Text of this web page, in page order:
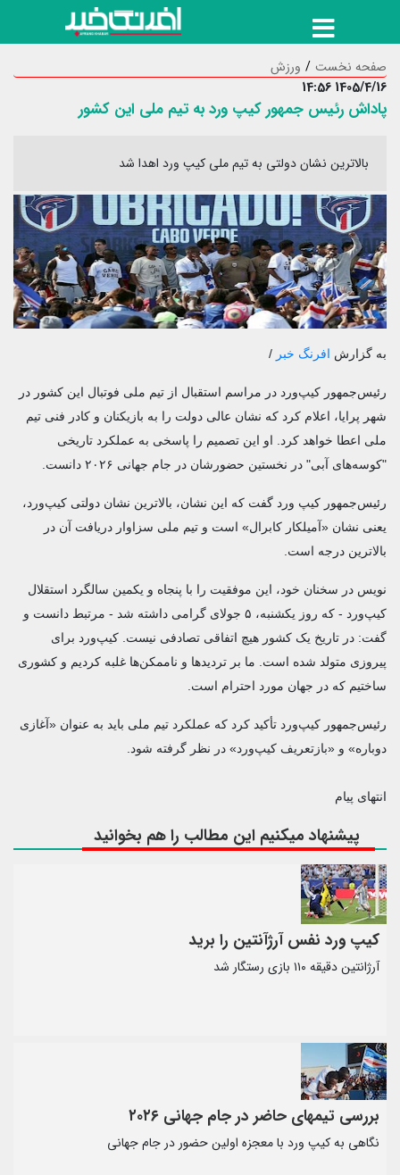
صفحه نخست
ورزش
1405/4/16 14:56
پاداش رئیس جمهور کیپ ورد به تیم ملی این کشور
بالاترین نشان دولتی به تیم ملی کیپ ورد اهدا شد
به گزارش افرنگ خبر /
رئیس‌جمهور کیپ‌ورد در مراسم استقبال از تیم ملی فوتبال این کشور در
شهر پرایا، اعلام کرد که نشان عالی دولت را به بازیکنان و کادر فنی تیم
ملی اعطا خواهد کرد. او این تصمیم را پاسخی به عملکرد تاریخی
"کوسه‌های آبی" در نخستین حضورشان در جام جهانی ۲۰۲۶ دانست.
رئیس‌جمهور کیپ ورد گفت که این نشان، بالاترین نشان دولتی کیپ‌ورد،
یعنی نشان «آمیلکار کابرال» است و تیم ملی سزاوار دریافت آن در
بالاترین درجه است.
نویس در سخنان خود، این موفقیت را با پنجاه و یکمین سالگرد استقلال
کیپ‌ورد - که روز یکشنبه، ۵ جولای گرامی داشته شد - مرتبط دانست و
گفت: در تاریخ یک کشور هیچ اتفاقی تصادفی نیست. کیپ‌ورد برای
پیروزی متولد شده است. ما بر تردیدها و ناممکن‌ها غلبه کردیم و کشوری
ساختیم که در جهان مورد احترام است.
رئیس‌جمهور کیپ‌ورد تأکید کرد که عملکرد تیم ملی باید به عنوان «آغازی
دوباره» و «بازتعریف کیپ‌ورد» در نظر گرفته شود.
انتهای پیام
پیشنهاد میکنیم این مطالب را هم بخوانید
کیپ ورد نفس آرژآنتین را برید
آرژانتین دقیقه ۱۱۰ بازی رستگار شد
بررسی تیمهای حاضر در جام جهانی ۲۰۲۶
نگاهی به کیپ ورد با معجزه اولین حضور در جام جهانی